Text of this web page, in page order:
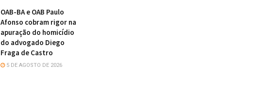
OAB-BA e OAB Paulo
Afonso cobram rigor na
apuração do homicídio
do advogado Diego
Fraga de Castro
5 DE AGOSTO DE 2026